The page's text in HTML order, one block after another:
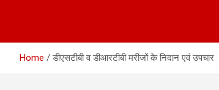
Home डीएसटीबी व डीआरटीबी मरीजों के निदान एवं उपचार